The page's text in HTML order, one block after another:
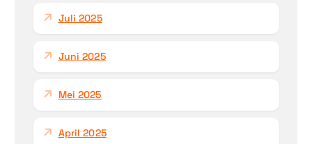
Juli 2025
Juni 2025
Mei 2025
April 2025